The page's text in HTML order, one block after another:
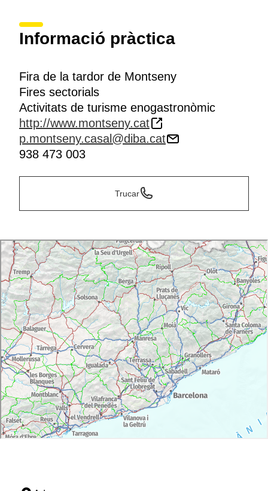
Informació pràctica
Fira de la tardor de Montseny
Fires sectorials
Activitats de turisme enogastronòmic
http://www.montseny.cat
p.montseny.casal@diba.cat
938 473 003
Trucar